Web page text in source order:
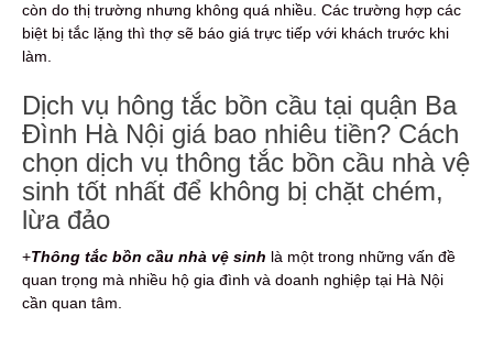
còn do thị trường nhưng không quá nhiều. Các trường hợp các
biệt bị tắc lặng thì thợ sẽ báo giá trực tiếp với khách trước khi
làm.
Dịch vụ hông tắc bồn cầu tại quận Ba
Đình Hà Nội giá bao nhiêu tiền? Cách
chọn dịch vụ thông tắc bồn cầu nhà vệ
sinh tốt nhất để không bị chặt chém,
lừa đảo
+Thông tắc bồn cầu nhà vệ sinh là một trong những vấn đề
quan trọng mà nhiều hộ gia đình và doanh nghiệp tại Hà Nội
cần quan tâm.